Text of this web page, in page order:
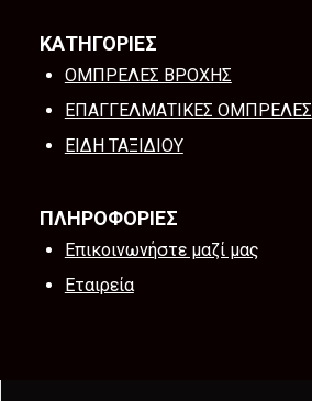
ΚΑΤΗΓΟΡΙΕΣ
ΟΜΠΡΕΛΕΣ ΒΡΟΧΗΣ
ΕΠΑΓΓΕΛΜΑΤΙΚΕΣ ΟΜΠΡΕΛΕΣ
ΕΙΔΗ ΤΑΞΙΔΙΟΥ
ΠΛΗΡΟΦΟΡΙΕΣ
Επικοινωνήστε μαζί μας
Εταιρεία